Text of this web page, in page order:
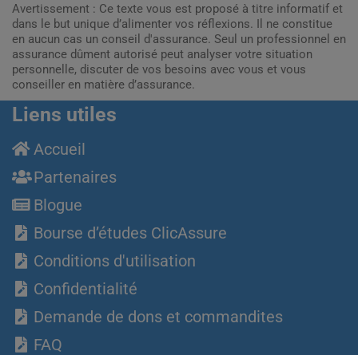
Avertissement : Ce texte vous est proposé à titre informatif et
dans le but unique d’alimenter vos réflexions. Il ne constitue
en aucun cas un conseil d'assurance. Seul un professionnel en
assurance dûment autorisé peut analyser votre situation
personnelle, discuter de vos besoins avec vous et vous
conseiller en matière d’assurance.
Liens utiles
Accueil
Partenaires
Blogue
Bourse d’études ClicAssure
Conditions d'utilisation
Confidentialité
Demande de dons et commandites
FAQ